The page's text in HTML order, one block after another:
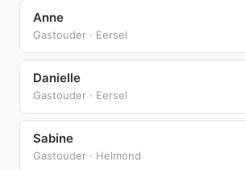
Anne
Gastouder · Eersel
Danielle
Gastouder · Eersel
Sabine
Gastouder · Helmond